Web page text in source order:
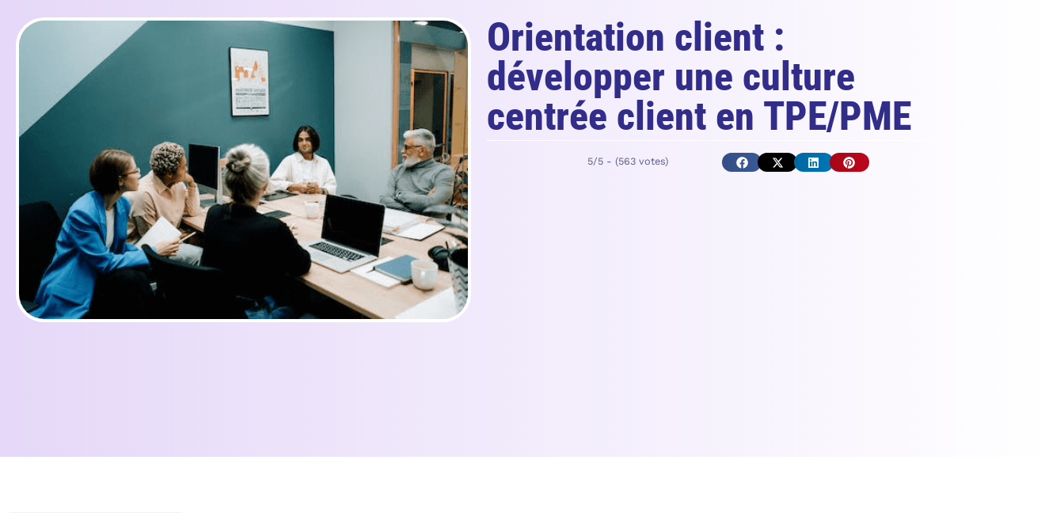
Orientation client :
développer une culture
centrée client en TPE/PME
5/5 - (563 votes)